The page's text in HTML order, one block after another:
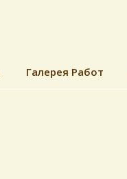
Галерея Работ